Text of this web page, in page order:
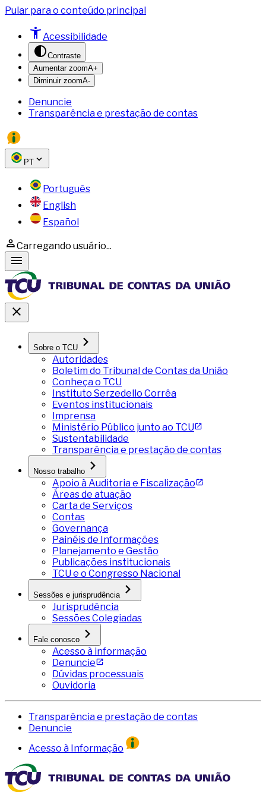
Pular para o conteúdo principal
Acessibilidade
Contraste
Aumentar zoomA+
Diminuir zoomA-
Denuncie
Transparência e prestação de contas
PT
Português
English
Español
Carregando usuário...
Sobre o TCU
Autoridades
Boletim do Tribunal de Contas da União
Conheça o TCU
Instituto Serzedello Corrêa
Eventos institucionais
Imprensa
Ministério Público junto ao TCU
Sustentabilidade
Transparência e prestação de contas
Nosso trabalho
Apoio à Auditoria e Fiscalização
Áreas de atuação
Carta de Serviços
Contas
Governança
Painéis de Informações
Planejamento e Gestão
Publicações institucionais
TCU e o Congresso Nacional
Sessões e jurisprudência
Jurisprudência
Sessões Colegiadas
Fale conosco
Acesso à informação
Denuncie
Dúvidas processuais
Ouvidoria
Transparência e prestação de contas
Denuncie
Acesso à Informação